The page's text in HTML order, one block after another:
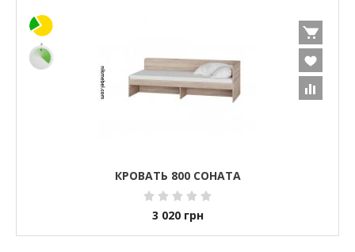
КРОВАТЬ 800 СОНАТА
3 020 грн